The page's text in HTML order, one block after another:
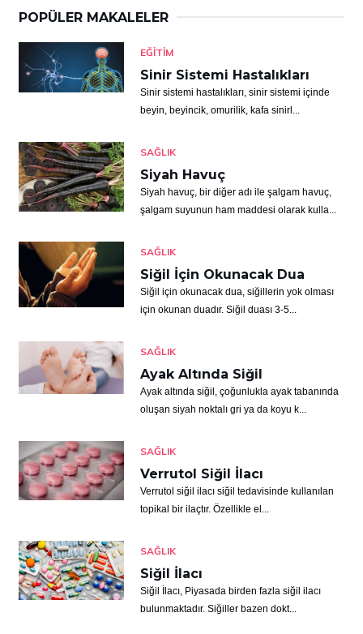
POPÜLER MAKALELER
EĞITIM
Sinir Sistemi Hastalıkları
Sinir sistemi hastalıkları, sinir sistemi içinde
beyin, beyincik, omurilik, kafa sinirl...
SAĞLIK
Siyah Havuç
Siyah havuç, bir diğer adı ile şalgam havuç,
şalgam suyunun ham maddesi olarak kulla...
SAĞLIK
Siğil İçin Okunacak Dua
Siğil için okunacak dua, siğillerin yok olması
için okunan duadır. Siğil duası 3-5...
SAĞLIK
Ayak Altında Siğil
Ayak altında siğil, çoğunlukla ayak tabanında
oluşan siyah noktalı gri ya da koyu k...
SAĞLIK
Verrutol Siğil İlacı
Verrutol siğil ilacı siğil tedavisinde kullanılan
topikal bir ilaçtır. Özellikle el...
SAĞLIK
Siğil İlacı
Siğil İlacı, Piyasada birden fazla siğil ilacı
bulunmaktadır. Siğiller bazen dokt...